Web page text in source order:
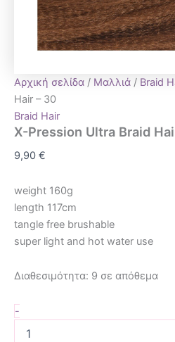
Αρχική σελίδα / Μαλλιά / Braid
Hair – 30
Braid Hair
X-Pression Ultra Braid
9,90 €
weight 160g
length 117cm
tangle free brushable
super light and hot water use
Διαθεσιμότητα: 9 σε απόθεμα
-